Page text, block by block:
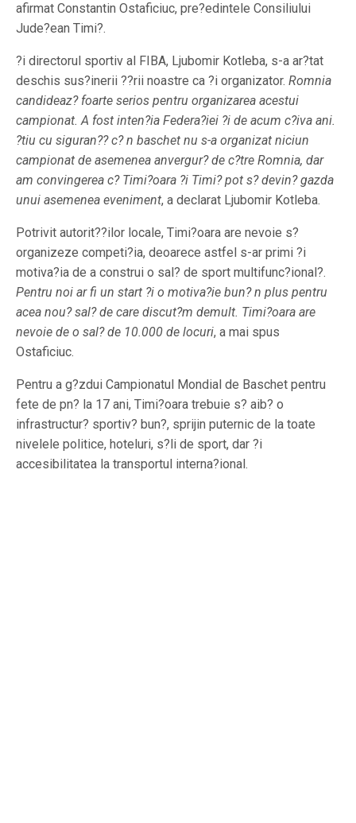
afirmat Constantin Ostaficiuc, pre?edintele Consiliului
Jude?ean Timi?.
?i directorul sportiv al FIBA, Ljubomir Kotleba, s-a ar?tat
deschis sus?inerii ??rii noastre ca ?i organizator. Romnia
candideaz? foarte serios pentru organizarea acestui
campionat. A fost inten?ia Federa?iei ?i de acum c?iva ani.
?tiu cu siguran?? c? n baschet nu s-a organizat niciun
campionat de asemenea anvergur? de c?tre Romnia, dar
am convingerea c? Timi?oara ?i Timi? pot s? devin? gazda
unui asemenea eveniment, a declarat Ljubomir Kotleba.
Potrivit autorit??ilor locale, Timi?oara are nevoie s?
organizeze competi?ia, deoarece astfel s-ar primi ?i
motiva?ia de a construi o sal? de sport multifunc?ional?.
Pentru noi ar fi un start ?i o motiva?ie bun? n plus pentru
acea nou? sal? de care discut?m demult. Timi?oara are
nevoie de o sal? de 10.000 de locuri, a mai spus
Ostaficiuc.
Pentru a g?zdui Campionatul Mondial de Baschet pentru
fete de pn? la 17 ani, Timi?oara trebuie s? aib? o
infrastructur? sportiv? bun?, sprijin puternic de la toate
nivelele politice, hoteluri, s?li de sport, dar ?i
accesibilitatea la transportul interna?ional.